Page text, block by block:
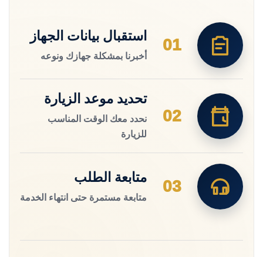
01
استقبال بيانات الجهاز
أخبرنا بمشكلة جهازك ونوعه
02
تحديد موعد الزيارة
نحدد معك الوقت المناسب
للزيارة
03
متابعة الطلب
متابعة مستمرة حتى انتهاء الخدمة